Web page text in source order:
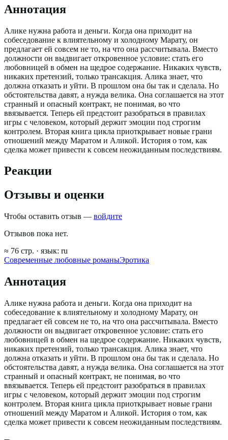
Аннотация
Алике нужна работа и деньги. Когда она приходит на
собеседование к влиятельному и холодному Марату, он
предлагает ей совсем не то, на что она рассчитывала. Вместо
должности он выдвигает откровенное условие: стать его
любовницей в обмен на щедрое содержание. Никаких чувств,
никаких претензий, только трансакция. Алика знает, что
должна отказать и уйти. В прошлом она бы так и сделала. Но
обстоятельства давят, а нужда велика. Она соглашается на этот
странный и опасный контракт, не понимая, во что
ввязывается. Теперь ей предстоит разобраться в правилах
игры с человеком, который держит эмоции под строгим
контролем. Вторая книга цикла приоткрывает новые грани
отношений между Маратом и Аликой. История о том, как
сделка может привести к совсем неожиданным последствиям.
Реакции
Отзывы и оценки
Чтобы оставить отзыв — войдите
Отзывов пока нет.
≈ 76 стр. · язык: ru
Современные любовные романыЭротика
Аннотация
Алике нужна работа и деньги. Когда она приходит на
собеседование к влиятельному и холодному Марату, он
предлагает ей совсем не то, на что она рассчитывала. Вместо
должности он выдвигает откровенное условие: стать его
любовницей в обмен на щедрое содержание. Никаких чувств,
никаких претензий, только трансакция. Алика знает, что
должна отказать и уйти. В прошлом она бы так и сделала. Но
обстоятельства давят, а нужда велика. Она соглашается на этот
странный и опасный контракт, не понимая, во что
ввязывается. Теперь ей предстоит разобраться в правилах
игры с человеком, который держит эмоции под строгим
контролем. Вторая книга цикла приоткрывает новые грани
отношений между Маратом и Аликой. История о том, как
сделка может привести к совсем неожиданным последствиям.